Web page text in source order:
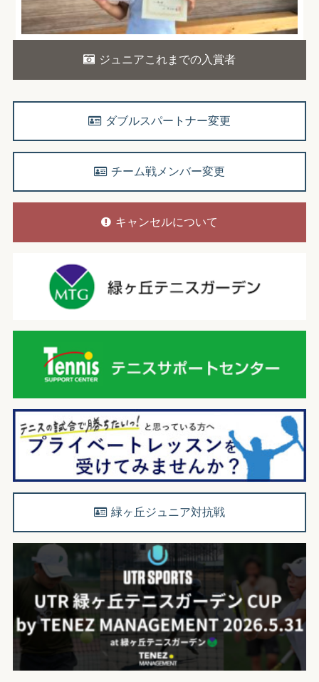
ジュニアこれまでの入賞者
ダブルスパートナー変更
チーム戦メンバー変更
キャンセルについて
緑ヶ丘ジュニア対抗戦